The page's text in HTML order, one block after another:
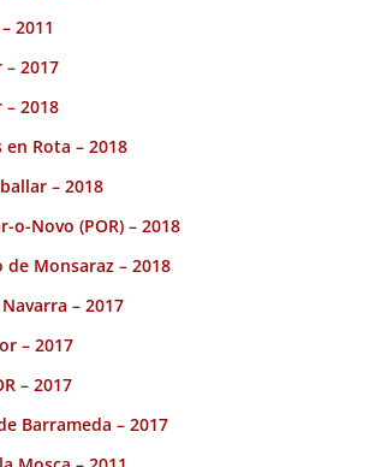
2011
– 2017
– 2018
en Rota – 2018
– 2018
o-Novo (POR) – 2018
de Monsaraz – 2018
– 2017
– 2017
– 2017
Barrameda – 2017